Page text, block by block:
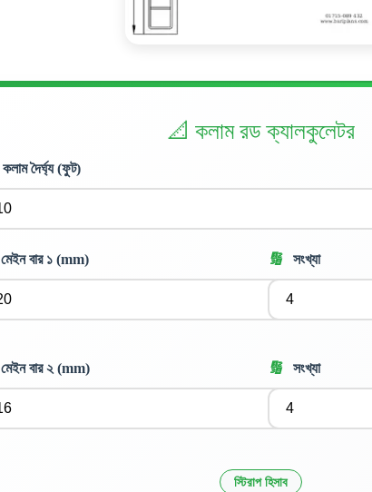
📐 কলাম রড ক্যালকুলেটর
কলাম দৈর্ঘ্য (ফুট)
মেইন বার ১ (mm) 🔢 সংখ্যা
মেইন বার ২ (mm) 🔢 সংখ্যা
স্টিরাপ হিসাব